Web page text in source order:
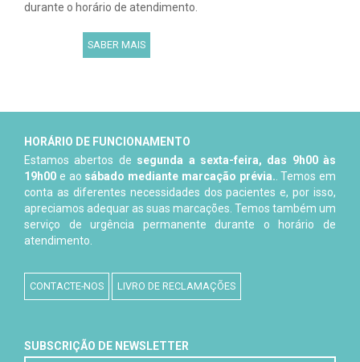
durante o horário de atendimento.
SABER MAIS
HORÁRIO DE FUNCIONAMENTO
Estamos abertos de segunda a sexta-feira, das 9h00 às
19h00 e ao sábado mediante marcação prévia. . Temos em
conta as diferentes necessidades dos pacientes e, por isso,
apreciamos adequar as suas marcações. Temos também um
serviço de urgência permanente durante o horário de
atendimento.
CONTACTE-NOS LIVRO DE RECLAMAÇÕES
SUBSCRIÇÃO DE NEWSLETTER